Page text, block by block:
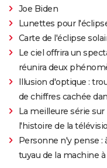
Joe Biden
Lunettes pour
Carte de l'éclipse
Le ciel offrira un
réunira deux
Illusion d'optique :
de chiffres cachée
La meilleure série
l'histoire de la
Personne n'y pense :
tuyau de la machine